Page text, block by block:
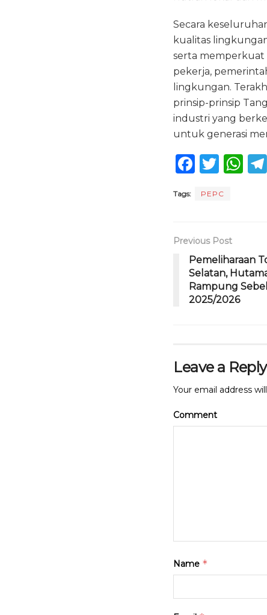
Secara
kualitas
serta memperkuat
pekerja,
lingkungan.
prinsip-prinsip
industri yang
untuk generasi
F
c
b
o
o
k
T
it
r
W
p
p
Tags: PEPC
Previous Post
Pemeliharaan
Selatan,
Rampung
2025/2026
Leave a Reply
Your email address
Comment
Name *